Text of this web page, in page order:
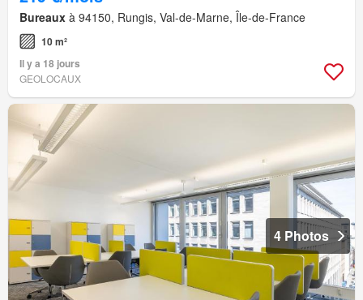
Bureaux à 94150, Rungis, Val-de-Marne, Île-de-France
10 m²
Il y a 18 jours
GEOLOCAUX
4 Photos